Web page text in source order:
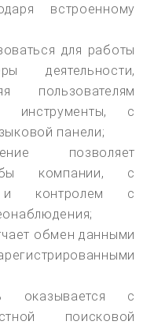
встроенному
для работы
деятельности,
пользователям
инструменты, с
панели;
позволяет
компании, с
и контролем с
обмен данными
оказывается с
поисковой